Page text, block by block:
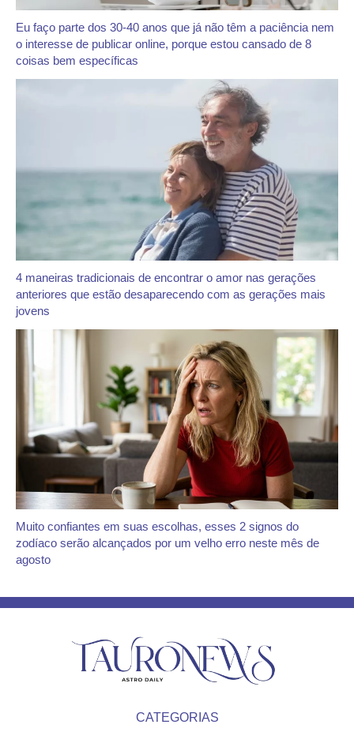
Eu faço parte dos 30-40 anos que já não têm a paciência nem
o interesse de publicar online, porque estou cansado de 8
coisas bem específicas
4 maneiras tradicionais de encontrar o amor nas gerações
anteriores que estão desaparecendo com as gerações mais
jovens
Muito confiantes em suas escolhas, esses 2 signos do
zodíaco serão alcançados por um velho erro neste mês de
agosto
CATEGORIAS